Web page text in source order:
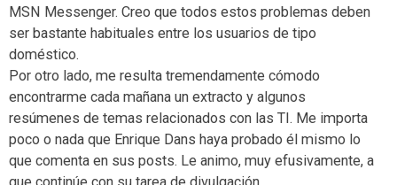
MSN Messenger. Creo que todos estos problemas deben
ser bastante habituales entre los usuarios de tipo
doméstico.
Por otro lado, me resulta tremendamente cómodo
encontrarme cada mañana un extracto y algunos
resúmenes de temas relacionados con las TI. Me importa
poco o nada que Enrique Dans haya probado él mismo lo
que comenta en sus posts. Le animo, muy efusivamente, a